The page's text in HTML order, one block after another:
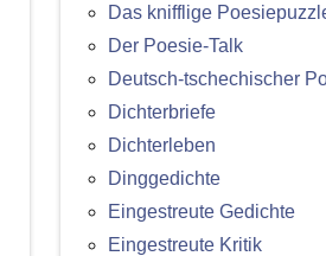
Das knifflige
Der Poesie-Talk
Deutsch-tschechischer
Dichterbriefe
Dichterleben
Dinggedichte
Eingestreute Gedichte
Eingestreute Kritik